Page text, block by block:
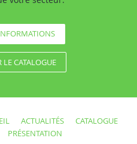
LE CATALOGUE
ACTUALITÉS
CATALOGUE
PRÉSENTATION